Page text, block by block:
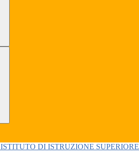
ISTITUTO DI ISTRUZIONE SUPERIORE